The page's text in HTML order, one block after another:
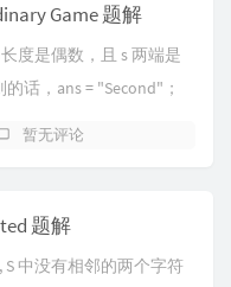
Game 题解
度是偶数，且 s 两端是
话，ans = "Second"；
暂无评论
题解
S 中没有相邻的两个字符